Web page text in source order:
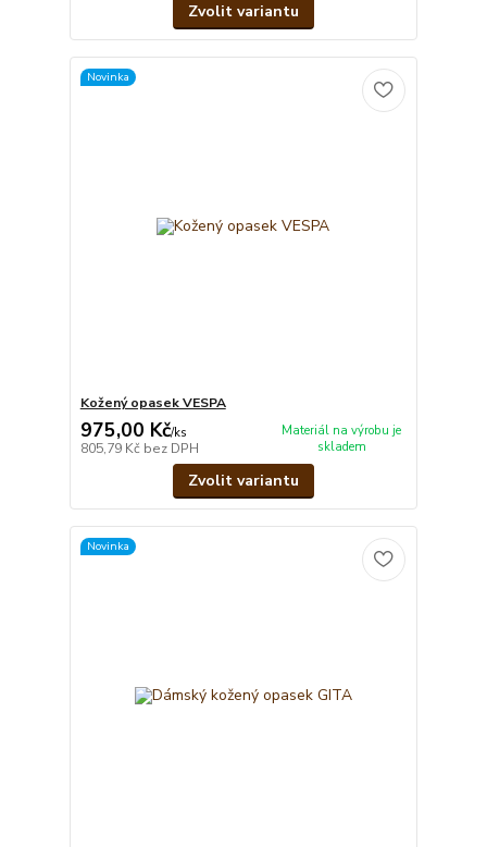
Zvolit variantu
Novinka
Kožený opasek VESPA
975,00 Kč/ks
805,79 Kč bez DPH
Materiál na výrobu je
skladem
Zvolit variantu
Novinka